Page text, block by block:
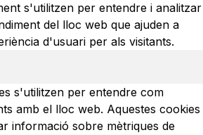
s'utilitzen per entendre i analitzar
del lloc web que ajuden a
d'usuari per als visitants.
s'utilitzen per entendre com
amb el lloc web. Aquestes cookies
informació sobre mètriques de